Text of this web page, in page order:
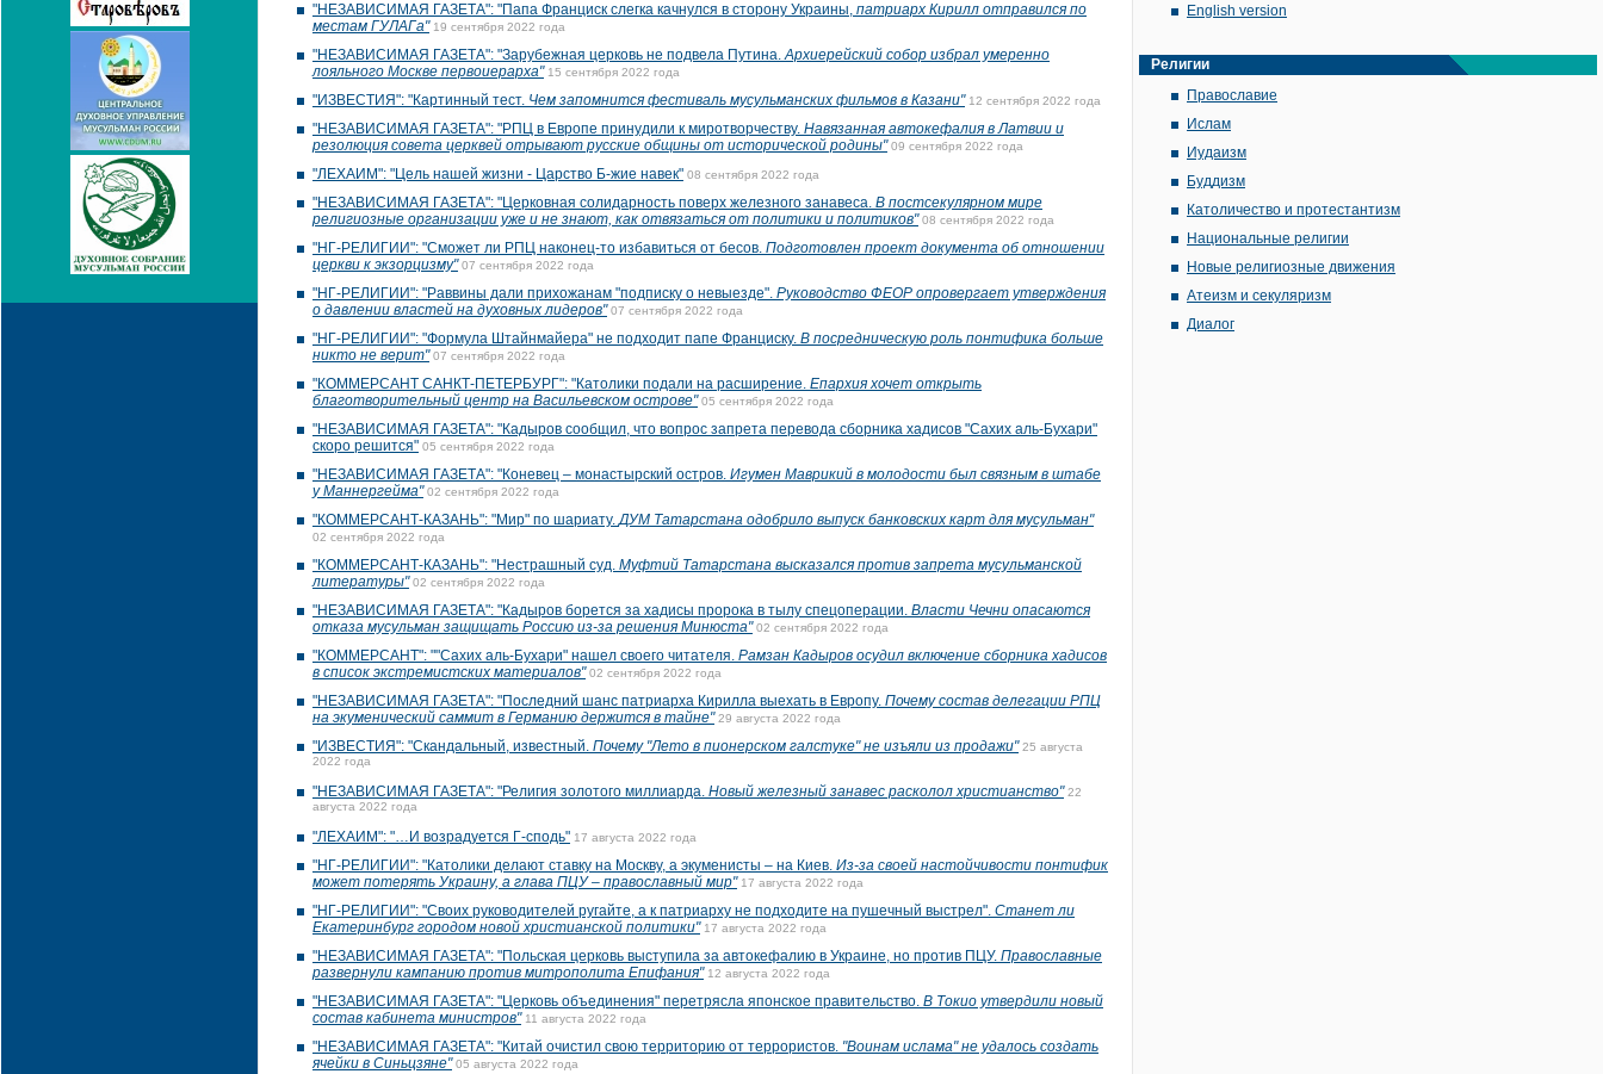
"НЕЗАВИСИМАЯ ГАЗЕТА": "Папа Франциск слегка качнулся в сторону Украины, патриарх Кирилл отправился по
местам ГУЛАГа" 19 сентября 2022 года
"НЕЗАВИСИМАЯ ГАЗЕТА": "Зарубежная церковь не подвела Путина.Архиерейский собор избрал умеренно
лояльного Москве первоиерарха" 15 сентября 2022 года
"ИЗВЕСТИЯ": "Картинный тест. Чем запомнится фестиваль мусульманских фильмов в Казани" 12 сентября 2022 года
"НЕЗАВИСИМАЯ ГАЗЕТА": "РПЦ в Европе принудили к миротворчеству. Навязанная автокефалия в Латвии и
резолюция совета церквей отрывают русские общины от исторической родины" 09 сентября 2022 года
"ЛЕХАИМ": "Цель нашей жизни - Царство Б-жие навек" 08 сентября 2022 года
"НЕЗАВИСИМАЯ ГАЗЕТА": "Церковная солидарность поверх железного занавеса. В постсекулярном мире
религиозные организации уже и не знают, как отвязаться от политики и политиков" 08 сентября 2022 года
"НГ-РЕЛИГИИ": "Сможет ли РПЦ наконец-то избавиться от бесов. Подготовлен проект документа об отношении
церкви к экзорцизму" 07 сентября 2022 года
"НГ-РЕЛИГИИ": "Раввины дали прихожанам "подписку о невыезде". Руководство ФЕОР опровергает утверждения
о давлении властей на духовных лидеров" 07 сентября 2022 года
"НГ-РЕЛИГИИ": "Формула Штайнмайера" не подходит папе Франциску. В посредническую роль понтифика больше
никто не верит" 07 сентября 2022 года
"КОММЕРСАНТ САНКТ-ПЕТЕРБУРГ": "Католики подали на расширение. Епархия хочет открыть
благотворительный центр на Васильевском острове" 05 сентября 2022 года
"НЕЗАВИСИМАЯ ГАЗЕТА": "Кадыров сообщил, что вопрос запрета перевода сборника хадисов "Сахих аль-Бухари"
скоро решится" 05 сентября 2022 года
"НЕЗАВИСИМАЯ ГАЗЕТА": "Коневец – монастырский остров. Игумен Маврикий в молодости был связным в штабе
у Маннергейма" 02 сентября 2022 года
"КОММЕРСАНТ-КАЗАНЬ": "Мир" по шариату.ДУМ Татарстана одобрило выпуск банковских карт для мусульман"
02 сентября 2022 года
"КОММЕРСАНТ-КАЗАНЬ": "Нестрашный суд. Муфтий Татарстана высказался против запрета мусульманской
литературы" 02 сентября 2022 года
"НЕЗАВИСИМАЯ ГАЗЕТА": "Кадыров борется за хадисы пророка в тылу спецоперации. Власти Чечни опасаются
отказа мусульман защищать Россию из-за решения Минюста" 02 сентября 2022 года
"КОММЕРСАНТ": ""Сахих аль-Бухари" нашел своего читателя. Рамзан Кадыров осудил включение сборника хадисов
в список экстремистских материалов" 02 сентября 2022 года
"НЕЗАВИСИМАЯ ГАЗЕТА": "Последний шанс патриарха Кирилла выехать в Европу. Почему состав делегации РПЦ
на экуменический саммит в Германию держится в тайне" 29 августа 2022 года
"ИЗВЕСТИЯ": "Скандальный, известный. Почему "Лето в пионерском галстуке" не изъяли из продажи" 25 августа
2022 года
"НЕЗАВИСИМАЯ ГАЗЕТА": "Религия золотого миллиарда. Новый железный занавес расколол христианство" 22
августа 2022 года
"ЛЕХАИМ": "…И возрадуется Г-сподь" 17 августа 2022 года
"НГ-РЕЛИГИИ": "Католики делают ставку на Москву, а экуменисты – на Киев. Из-за своей настойчивости понтифик
может потерять Украину, а глава ПЦУ – православный мир" 17 августа 2022 года
"НГ-РЕЛИГИИ": "Своих руководителей ругайте, а к патриарху не подходите на пушечный выстрел". Станет ли
Екатеринбург городом новой христианской политики" 17 августа 2022 года
"НЕЗАВИСИМАЯ ГАЗЕТА": "Польская церковь выступила за автокефалию в Украине, но против ПЦУ. Православные
развернули кампанию против митрополита Епифания" 12 августа 2022 года
"НЕЗАВИСИМАЯ ГАЗЕТА": "Церковь объединения" перетрясла японское правительство. В Токио утвердили новый
состав кабинета министров" 11 августа 2022 года
"НЕЗАВИСИМАЯ ГАЗЕТА": "Китай очистил свою территорию от террористов. "Воинам ислама" не удалось создать
ячейки в Синьцзяне" 05 августа 2022 года
English version
Религии
Православие
Ислам
Иудаизм
Буддизм
Католичество и протестантизм
Национальные религии
Новые религиозные движения
Атеизм и секуляризм
Диалог